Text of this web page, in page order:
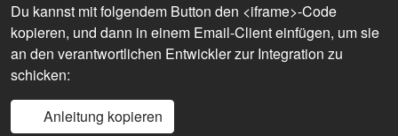
Du kannst mit folgendem Button den <iframe>-Code
kopieren, und dann in einem Email-Client einfügen, um sie
an den verantwortlichen Entwickler zur Integration zu
schicken:
Anleitung kopieren